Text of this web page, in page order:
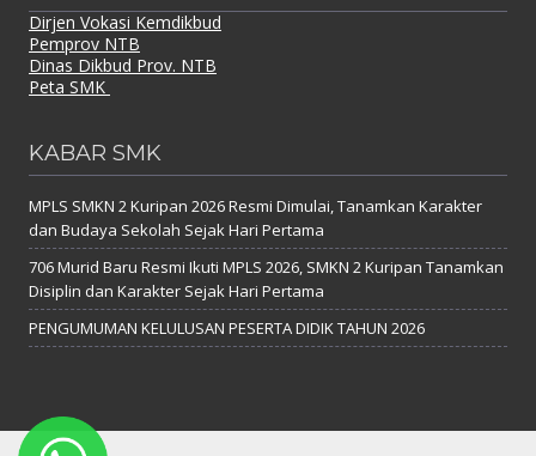
Dirjen Vokasi Kemdikbud
Pemprov NTB
Dinas Dikbud Prov. NTB
Peta SMK
KABAR SMK
MPLS SMKN 2 Kuripan 2026 Resmi Dimulai, Tanamkan Karakter
dan Budaya Sekolah Sejak Hari Pertama
706 Murid Baru Resmi Ikuti MPLS 2026, SMKN 2 Kuripan Tanamkan
Disiplin dan Karakter Sejak Hari Pertama
PENGUMUMAN KELULUSAN PESERTA DIDIK TAHUN 2026